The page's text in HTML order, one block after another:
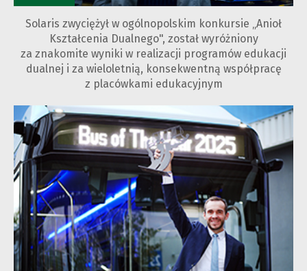
Solaris zwyciężył w ogólnopolskim konkursie „Anioł
Kształcenia Dualnego", został wyróżniony
za znakomite wyniki w realizacji programów edukacji
dualnej i za wieloletnią, konsekwentną współpracę
z placówkami edukacyjnym